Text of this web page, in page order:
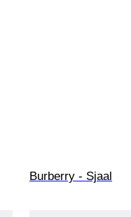
Burberry - Sjaal